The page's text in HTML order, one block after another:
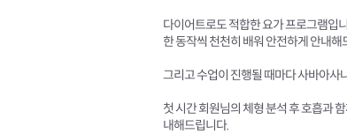
다이어트로도 적합한 요가 프로그램입
한 동작씩 천천히 배워 안전하게 안내
그리고 수업이 진행될 때마다 사바아사
첫 시간 회원님의 체형 분석 후 호흡과
내해드립니다.